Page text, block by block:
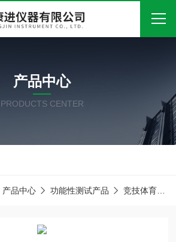
关于我们
产品中心
在线留言
产品中心
PRODUCTS CENTER
产品中心 功能性测试产品 竞技体育产品